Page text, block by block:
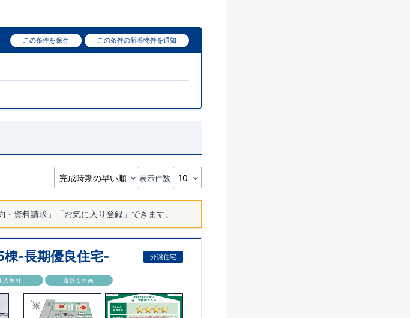
この条件を保存 この条件の新着物件を通知
表示件数
資料請求」「お気に入り登録」できます。
棟-長期優良住宅- 分譲住宅
入居可 最終１区画